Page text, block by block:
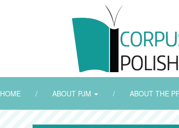
HOME / ABOUT PJM / ABOUT THE